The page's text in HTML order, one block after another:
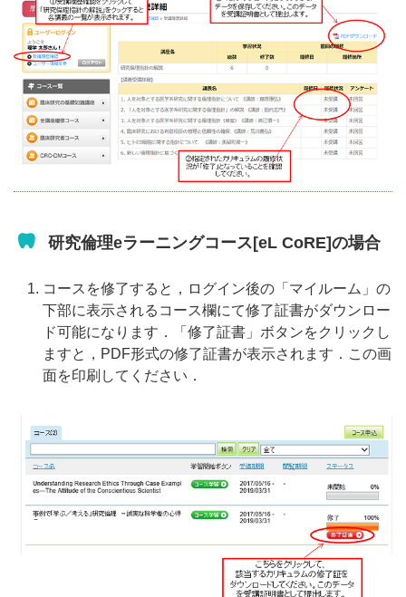
研究倫理eラーニングコース[eL CoRE]の場合
コースを修了すると，ログイン後の「マイルーム」の
下部に表示されるコース欄にて修了証書がダウンロー
ド可能になります．「修了証書」ボタンをクリックし
ますと，PDF形式の修了証書が表示されます．この画
面を印刷してください．